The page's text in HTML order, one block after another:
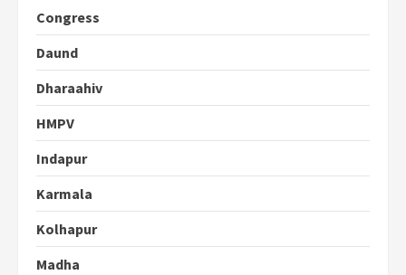
Congress
Daund
Dharaahiv
HMPV
Indapur
Karmala
Kolhapur
Madha